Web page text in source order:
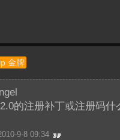
金牌
的注册补丁或注册码什
9-8 09:34